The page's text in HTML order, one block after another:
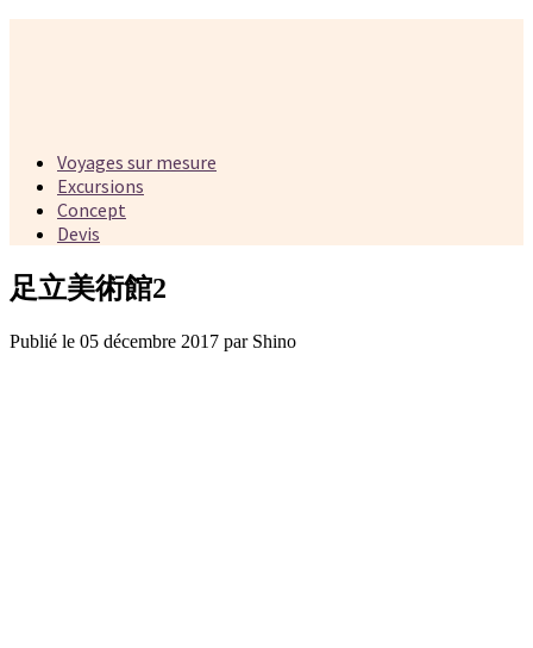
Voyages sur mesure
Excursions
Concept
Devis
足立美術館2
Publié le 05 décembre 2017 par Shino